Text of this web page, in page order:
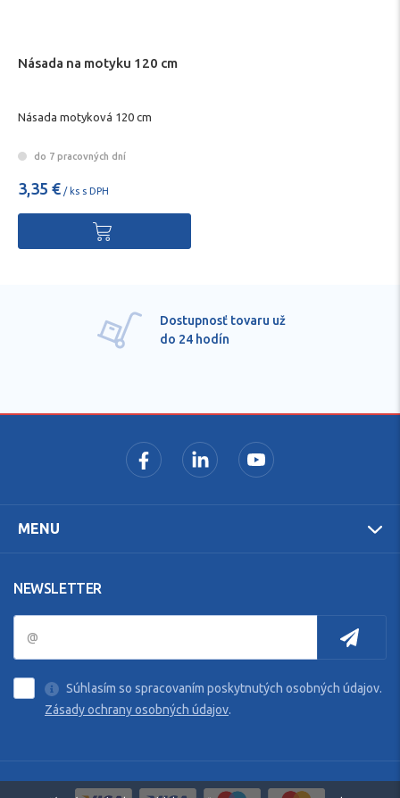
Násada na motyku 120 cm
Násada motyková 120 cm
do 7 pracovných dní
3,35 € / ks s DPH
Dostupnosť tovaru už
do 24 hodín
MENU
NEWSLETTER
Súhlasím so spracovaním poskytnutých osobných údajov.
Zásady ochrany osobných údajov.